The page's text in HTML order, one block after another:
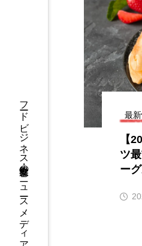
フードビジネス・飲食業界のニュースメディア
｜飲食ニュース最新（8/
）】8月の編集部おすすめ
!!｜飲食情報メディア
最
【
ツ
ー
底